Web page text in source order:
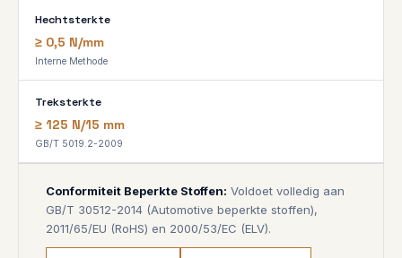
Hechtsterkte
≥ 0,5 N/mm
Interne Methode
Treksterkte
≥ 125 N/15 mm
GB/T 5019.2-2009
Conformiteit Beperkte Stoffen: Voldoet volledig aan
GB/T 30512-2014 (Automotive beperkte stoffen),
2011/65/EU (RoHS) en 2000/53/EC (ELV).